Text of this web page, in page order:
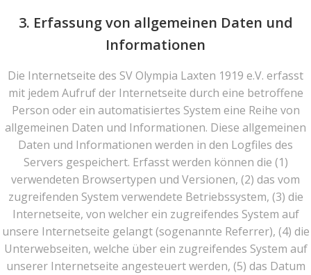
3. Erfassung von allgemeinen Daten und
Informationen
Die Internetseite des SV Olympia Laxten 1919 e.V. erfasst
mit jedem Aufruf der Internetseite durch eine betroffene
Person oder ein automatisiertes System eine Reihe von
allgemeinen Daten und Informationen. Diese allgemeinen
Daten und Informationen werden in den Logfiles des
Servers gespeichert. Erfasst werden können die (1)
verwendeten Browsertypen und Versionen, (2) das vom
zugreifenden System verwendete Betriebssystem, (3) die
Internetseite, von welcher ein zugreifendes System auf
unsere Internetseite gelangt (sogenannte Referrer), (4) die
Unterwebseiten, welche über ein zugreifendes System auf
unserer Internetseite angesteuert werden, (5) das Datum